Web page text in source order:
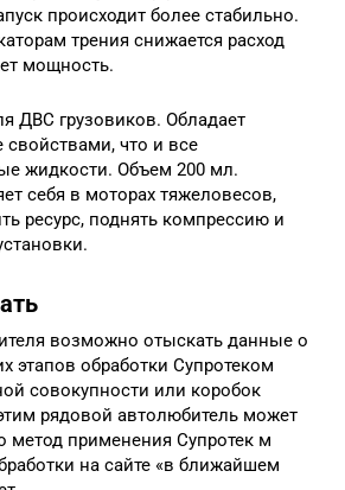
происходит более стабильно.
трения снижается расход
мощность.
ДВС грузовиков. Обладает
что и все
жидкости. Объем 200 мл.
себя в моторах тяжеловесов,
ресурс, поднять компрессию и
возможно отыскать данные о
этапов обработки Супротеком
совокупности или коробок
рядовой автолюбитель может
метод применения Супротек м
на сайте «в ближайшем